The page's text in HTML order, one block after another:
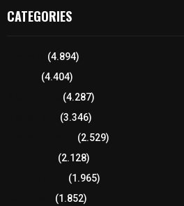
CATEGORIES
(4.894)
(4.404)
(4.287)
(3.346)
(2.529)
(2.128)
(1.965)
(1.852)